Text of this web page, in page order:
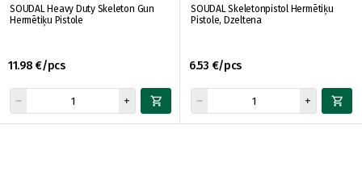
SOUDAL Heavy Duty Skeleton Gun
Hermētiķu Pistole
11.98 €/pcs
SOUDAL Skeletonpistol Hermētiķu
Pistole, Dzeltena
6.53 €/pcs